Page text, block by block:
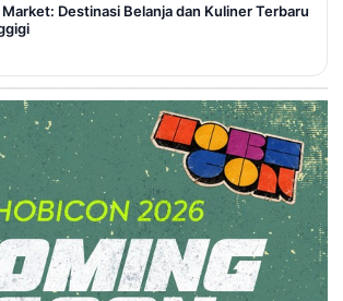
Destinasi Belanja dan Kuliner Terbaru